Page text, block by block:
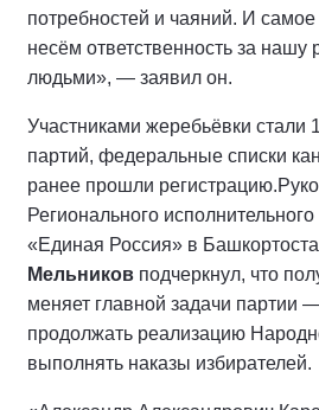
потребностей и чаяний. И
несём ответственность за нашу
людьми», — заявил он.
Участниками жеребьёвки стали
партий, федеральные списки
ранее прошли регистрацию.
Регионального
«Единая Россия» в
Мельников подчеркнул, что
меняет главной задачи партии
продолжать реализацию
выполнять наказы избирателей.